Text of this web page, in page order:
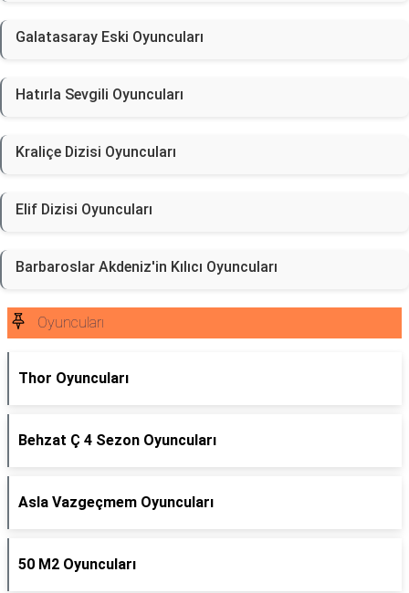
Galatasaray Eski Oyuncuları
Hatırla Sevgili Oyuncuları
Kraliçe Dizisi Oyuncuları
Elif Dizisi Oyuncuları
Barbaroslar Akdeniz'in Kılıcı Oyuncuları
Oyuncuları
Thor Oyuncuları
Behzat Ç 4 Sezon Oyuncuları
Asla Vazgeçmem Oyuncuları
50 M2 Oyuncuları